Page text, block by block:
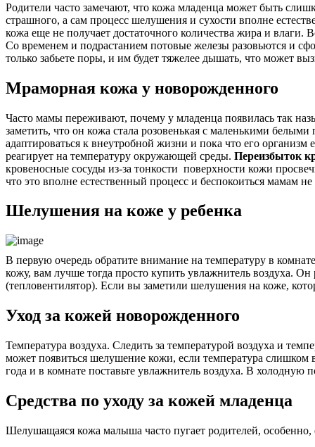
Родители часто замечают, что кожа младенца может быть
страшного, а сам процесс шелушения и сухости вполне
кожа еще не получает достаточного количества жира и
Со временем и подрастанием потовые железы разовьются и
только забьете поры, и им будет тяжелее дышать, что может
Мраморная кожа у новорожденного
Часто мамы переживают, почему у младенца появилась так
заметить, что он кожа стала розовенькая с маленькими
адаптироваться к внеутробной жизни и пока что его организм
реагирует на температуру окружающей среды. Переизбыток
кровеносные сосуды из-за тонкости поверхности кожи
что это вполне естественный процесс и беспокоиться мамам
Шелушения на коже у ребенка
В первую очередь обратите внимание на температуру в
кожу, вам лучше тогда просто купить увлажнитель воздуха.
(тепловентилятор). Если вы заметили шелушения на коже,
Уход за кожей новорожденного
Температура воздуха. Следить за температурой воздуха и
может появиться шелушение кожи, если температура слишком
года и в комнате поставьте увлажнитель воздуха. В холодную
Средства по уходу за кожей младенца
Шелушащаяся кожа малыша часто пугает родителей,